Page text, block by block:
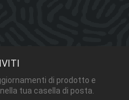
di prodotto e
tua casella di posta.